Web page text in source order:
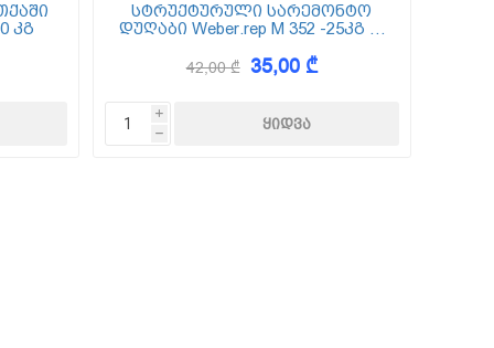
კგ
სტრუქტურული სარემონტო
დუღაბი Weber.rep M 352 -25კგ (5
42,00 ₾ 35,00 ₾
i
h